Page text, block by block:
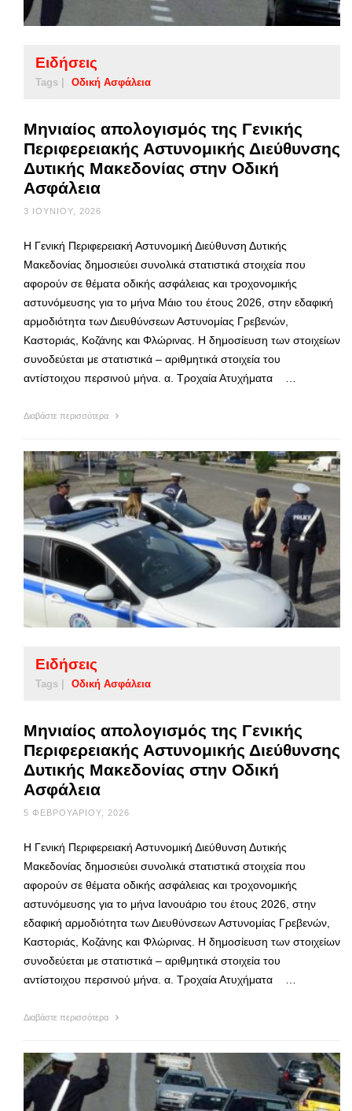
Ειδήσεις
Tags | Οδική Ασφάλεια
Μηνιαίος απολογισμός της Γενικής
Περιφερειακής Αστυνομικής Διεύθυνσης
Δυτικής Μακεδονίας στην Οδική
Ασφάλεια
3 ΙΟΥΝΊΟΥ, 2026
Η Γενική Περιφερειακή Αστυνομική Διεύθυνση Δυτικής
Μακεδονίας δημοσιεύει συνολικά στατιστικά στοιχεία που
αφορούν σε θέματα οδικής ασφάλειας και τροχονομικής
αστυνόμευσης για το μήνα Μάιο του έτους 2026, στην εδαφική
αρμοδιότητα των Διευθύνσεων Αστυνομίας Γρεβενών,
Καστοριάς, Κοζάνης και Φλώρινας. Η δημοσίευση των στοιχείων
συνοδεύεται με στατιστικά – αριθμητικά στοιχεία του
αντίστοιχου περσινού μήνα. α. Τροχαία Ατυχήματα …
Διαβάστε περισσότερα
Ειδήσεις
Tags | Οδική Ασφάλεια
Μηνιαίος απολογισμός της Γενικής
Περιφερειακής Αστυνομικής Διεύθυνσης
Δυτικής Μακεδονίας στην Οδική
Ασφάλεια
5 ΦΕΒΡΟΥΑΡΊΟΥ, 2026
Η Γενική Περιφερειακή Αστυνομική Διεύθυνση Δυτικής
Μακεδονίας δημοσιεύει συνολικά στατιστικά στοιχεία που
αφορούν σε θέματα οδικής ασφάλειας και τροχονομικής
αστυνόμευσης για το μήνα Ιανουάριο του έτους 2026, στην
εδαφική αρμοδιότητα των Διευθύνσεων Αστυνομίας Γρεβενών,
Καστοριάς, Κοζάνης και Φλώρινας. Η δημοσίευση των στοιχείων
συνοδεύεται με στατιστικά – αριθμητικά στοιχεία του
αντίστοιχου περσινού μήνα. α. Τροχαία Ατυχήματα …
Διαβάστε περισσότερα